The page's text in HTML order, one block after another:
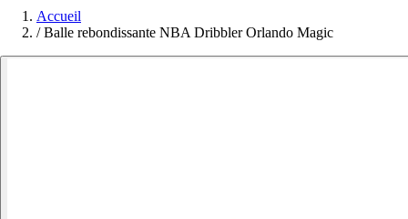
Accueil
/ Balle rebondissante NBA Dribbler Orlando Magic